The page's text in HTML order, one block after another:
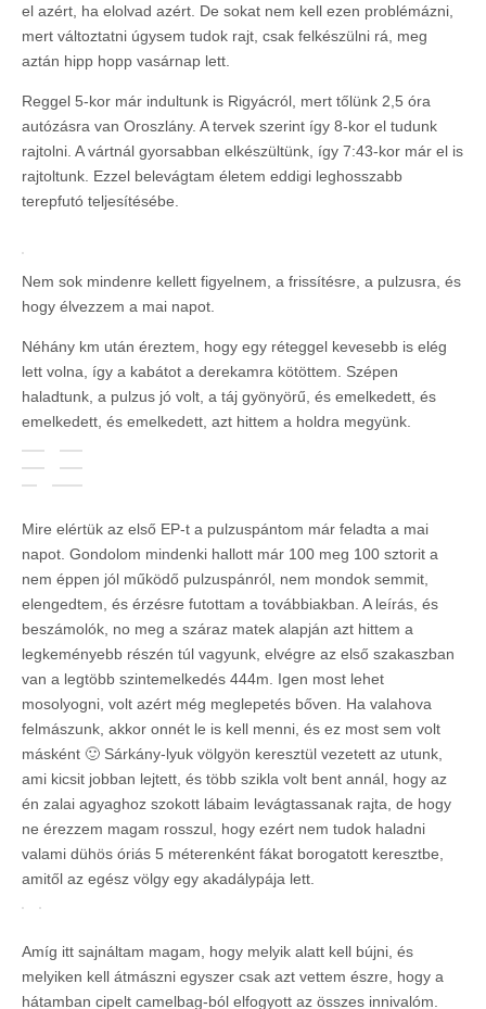
el azért, ha elolvad azért. De sokat nem kell ezen problémázni,
mert változtatni úgysem tudok rajt, csak felkészülni rá, meg
aztán hipp hopp vasárnap lett.
Reggel 5-kor már indultunk is Rigyácról, mert tőlünk 2,5 óra
autózásra van Oroszlány. A tervek szerint így 8-kor el tudunk
rajtolni. A vártnál gyorsabban elkészültünk, így 7:43-kor már el is
rajtoltunk. Ezzel belevágtam életem eddigi leghosszabb
terepfutó teljesítésébe.
Nem sok mindenre kellett figyelnem, a frissítésre, a pulzusra, és
hogy élvezzem a mai napot.
Néhány km után éreztem, hogy egy réteggel kevesebb is elég
lett volna, így a kabátot a derekamra kötöttem. Szépen
haladtunk, a pulzus jó volt, a táj gyönyörű, és emelkedett, és
emelkedett, és emelkedett, azt hittem a holdra megyünk.
Mire elértük az első EP-t a pulzuspántom már feladta a mai
napot. Gondolom mindenki hallott már 100 meg 100 sztorit a
nem éppen jól működő pulzuspánról, nem mondok semmit,
elengedtem, és érzésre futottam a továbbiakban. A leírás, és
beszámolók, no meg a száraz matek alapján azt hittem a
legkeményebb részén túl vagyunk, elvégre az első szakaszban
van a legtöbb szintemelkedés 444m. Igen most lehet
mosolyogni, volt azért még meglepetés bőven. Ha valahova
felmászunk, akkor onnét le is kell menni, és ez most sem volt
másként 🙂 Sárkány-lyuk völgyön keresztül vezetett az utunk,
ami kicsit jobban lejtett, és több szikla volt bent annál, hogy az
én zalai agyaghoz szokott lábaim levágtassanak rajta, de hogy
ne érezzem magam rosszul, hogy ezért nem tudok haladni
valami dühös óriás 5 méterenként fákat borogatott keresztbe,
amitől az egész völgy egy akadálypája lett.
Amíg itt sajnáltam magam, hogy melyik alatt kell bújni, és
melyiken kell átmászni egyszer csak azt vettem észre, hogy a
hátamban cipelt camelbag-ból elfogyott az összes innivalóm.